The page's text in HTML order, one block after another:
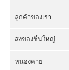
ลูกค้าของเรา
ส่งของชิ้นใหญ่
หนองคาย